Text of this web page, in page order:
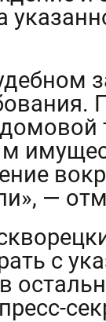
—
с